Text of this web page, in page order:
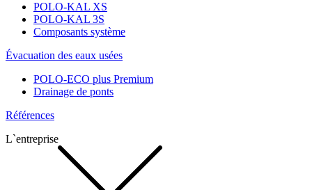
POLO-KAL XS
POLO-KAL 3S
Composants système
Évacuation des eaux usées
POLO-ECO plus Premium
Drainage de ponts
Références
L`entreprise